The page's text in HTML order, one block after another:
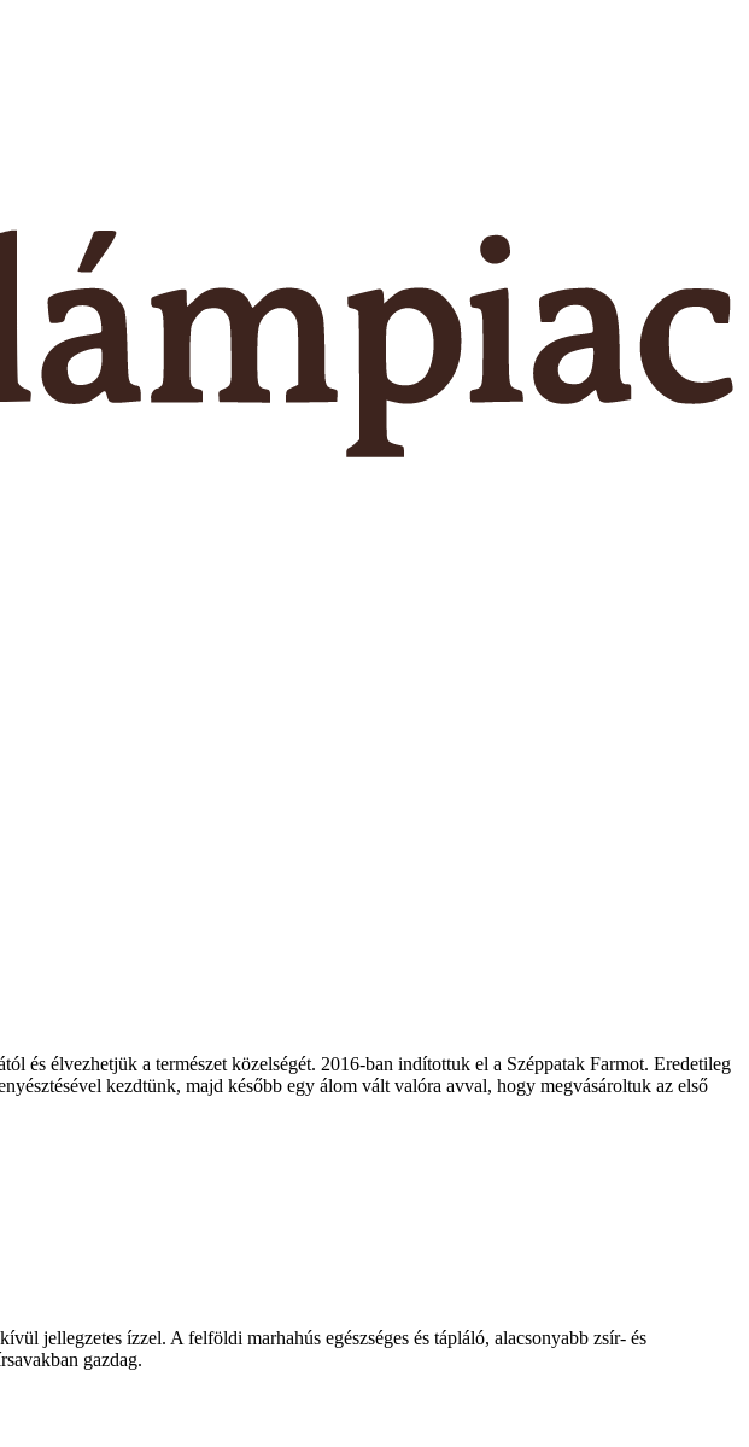
és élvezhetjük a természet közelségét. 2016-ban indítottuk el a Széppatak Farmot. Eredetileg
kezdtünk, majd később egy álom vált valóra avval, hogy megvásároltuk az első
jellegzetes ízzel. A felföldi marhahús egészséges és tápláló, alacsonyabb zsír- és
gazdag.